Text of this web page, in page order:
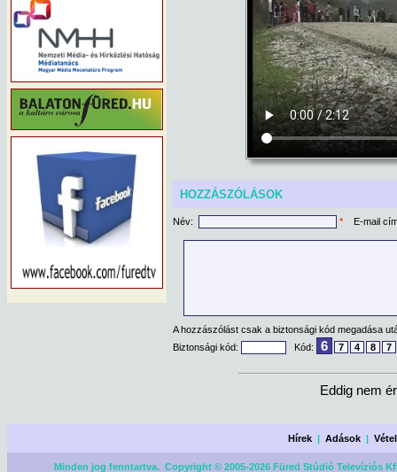
HOZZÁSZÓLÁSOK
Név: * E-mail
A hozzászólást csak a biztonsági kód megadása
Biztonsági kód:
Kód: 6 7 4 8 7
Eddig nem
Hírek |Adások |
Minden jog fenntartva. Copyright © 2005-2026 Füred Stúdió Televíziós